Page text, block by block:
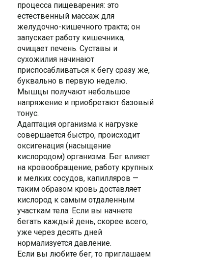
процесса пищеварения: это
естественный массаж для
желудочно-кишечного тракта; он
запускает работу кишечника,
очищает печень. Суставы и
сухожилия начинают
приспосабливаться к бегу сразу же,
буквально в первую неделю.
Мышцы получают небольшое
напряжение и приобретают базовый
тонус.
Адаптация организма к нагрузке
совершается быстро, происходит
оксигенация (насыщение
кислородом) организма. Бег влияет
на кровообращение, работу крупных
и мелких сосудов, капилляров —
таким образом кровь доставляет
кислород к самым отдаленным
участкам тела. Если вы начнете
бегать каждый день, скорее всего,
уже через десять дней
нормализуется давление.
Если вы любите бег, то приглашаем